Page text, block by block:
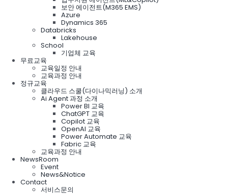
보안 에이전트(M365 EMS)
Azure
Dynamics 365
Databricks
Lakehouse
School
기업체 교육
무료교육
교육일정 안내
교육과정 안내
정규교육
클라우드 스쿨(다이나믹러닝) 소개
Ai Agent 과정 소개
Power BI 교육
ChatGPT 교육
Copilot 교육
OpenAI 교육
Power Automate 교육
Fabric 교육
교육과정 안내
NewsRoom
Event
News&Notice
Contact
서비스문의